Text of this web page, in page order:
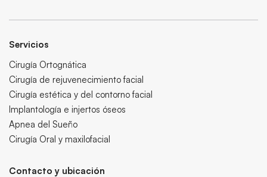
Servicios
Cirugía Ortognática
Cirugía de rejuvenecimiento facial
Cirugía estética y del contorno facial
Implantología e injertos óseos
Apnea del Sueño
Cirugía Oral y maxilofacial
Contacto y ubicación